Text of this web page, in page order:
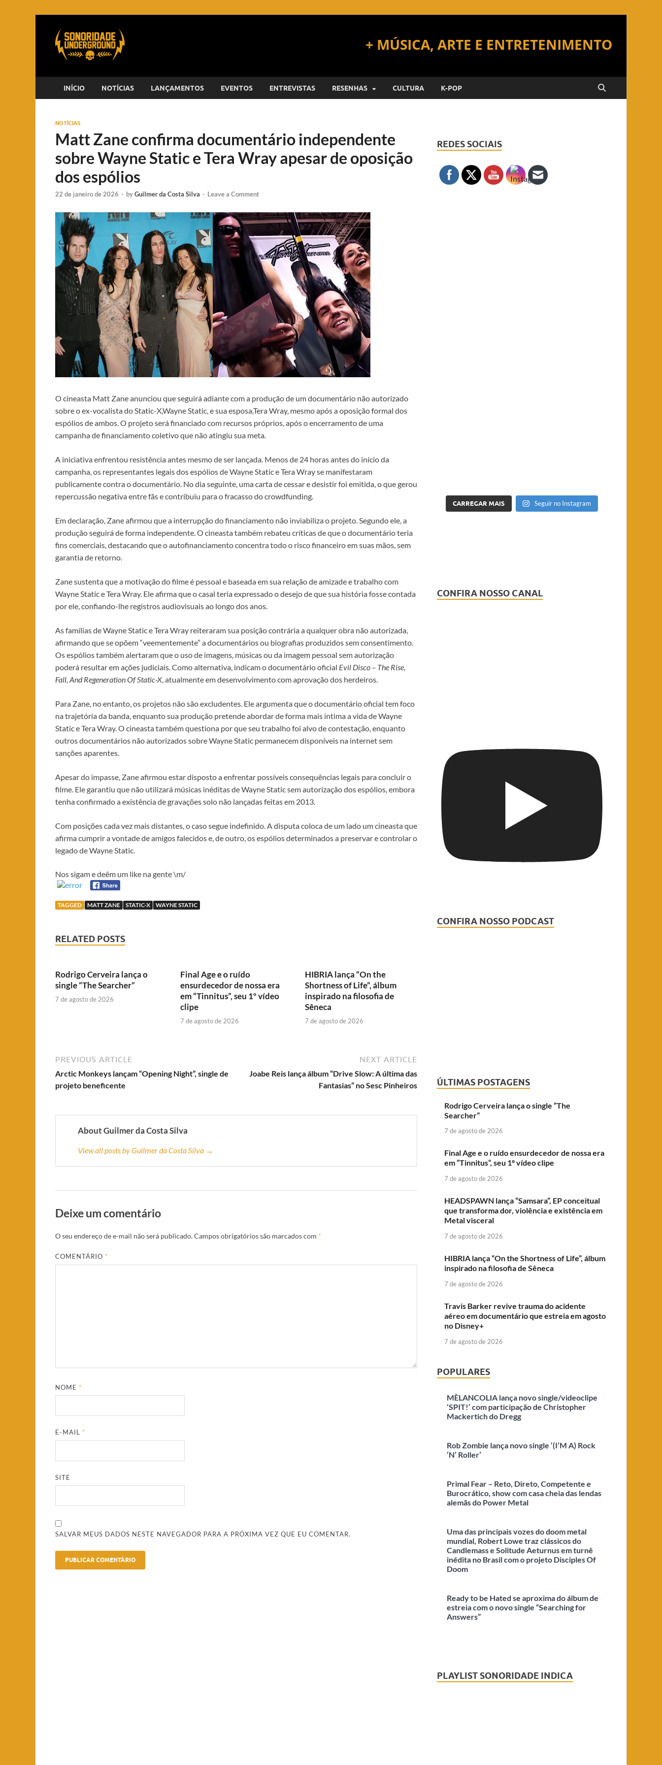
INÍCIO NOTÍCIAS LANÇAMENTOS EVENTOS ENTREVISTAS RESENHAS CULTURA K-POP
NOTÍCIAS
Matt Zane confirma documentário independente
sobre Wayne Static e Tera Wray apesar de oposição
dos espólios
22 de janeiro de 2026 - byGuilmer da Costa Silva - Leave a Comment
O cineasta Matt Zane anunciou que seguirá adiante com a produção de um documentário não autorizado
sobre o ex-vocalista do Static-X,Wayne Static, e sua esposa,Tera Wray, mesmo após a oposição formal dos
espólios de ambos. O projeto será financiado com recursos próprios, após o encerramento de uma
campanha de financiamento coletivo que não atingiu sua meta.
A iniciativa enfrentou resistência antes mesmo de ser lançada. Menos de 24 horas antes do início da
campanha, os representantes legais dos espólios de Wayne Static e Tera Wray se manifestaram
publicamente contra o documentário. No dia seguinte, uma carta de cessar e desistir foi emitida, o que gerou
repercussão negativa entre fãs e contribuiu para o fracasso do crowdfunding.
Em declaração, Zane afirmou que a interrupção do financiamento não inviabiliza o projeto. Segundo ele, a
produção seguirá de forma independente. O cineasta também rebateu críticas de que o documentário teria
fins comerciais, destacando que o autofinanciamento concentra todo o risco financeiro em suas mãos, sem
garantia de retorno.
Zane sustenta que a motivação do filme é pessoal e baseada em sua relação de amizade e trabalho com
Wayne Static e Tera Wray. Ele afirma que o casal teria expressado o desejo de que sua história fosse contada
por ele, confiando-lhe registros audiovisuais ao longo dos anos.
As famílias de Wayne Static e Tera Wray reiteraram sua posição contrária a qualquer obra não autorizada,
afirmando que se opõem “veementemente” a documentários ou biografias produzidos sem consentimento.
Os espólios também alertaram que o uso de imagens, músicas ou da imagem pessoal sem autorização
poderá resultar em ações judiciais. Como alternativa, indicam o documentário oficial Evil Disco – The Rise,
Fall, And Regeneration Of Static-X, atualmente em desenvolvimento com aprovação dos herdeiros.
Para Zane, no entanto, os projetos não são excludentes. Ele argumenta que o documentário oficial tem foco
na trajetória da banda, enquanto sua produção pretende abordar de forma mais íntima a vida de Wayne
Static e Tera Wray. O cineasta também questiona por que seu trabalho foi alvo de contestação, enquanto
outros documentários não autorizados sobre Wayne Static permanecem disponíveis na internet sem
sanções aparentes.
Apesar do impasse, Zane afirmou estar disposto a enfrentar possíveis consequências legais para concluir o
filme. Ele garantiu que não utilizará músicas inéditas de Wayne Static sem autorização dos espólios, embora
tenha confirmado a existência de gravações solo não lançadas feitas em 2013.
Com posições cada vez mais distantes, o caso segue indefinido. A disputa coloca de um lado um cineasta que
afirma cumprir a vontade de amigos falecidos e, de outro, os espólios determinados a preservar e controlar o
legado de Wayne Static.
Nos sigam e deêm um like na gente \m/
TAGGED MATT ZANE STATIC-X WAYNE STATIC
RELATED POSTS
Rodrigo Cerveira lança o
single “The Searcher”
7 de agosto de 2026
Final Age e o ruído
ensurdecedor de nossa era
em “Tinnitus”, seu 1º vídeo
clipe
7 de agosto de 2026
HIBRIA lança “On the
Shortness of Life”, álbum
inspirado na filosofia de
Sêneca
7 de agosto de 2026
PREVIOUS ARTICLE
Arctic Monkeys lançam “Opening Night”, single de
projeto beneficente
NEXT ARTICLE
Joabe Reis lança álbum “Drive Slow: A última das
Fantasias” no Sesc Pinheiros
About Guilmer da Costa Silva
View all posts by Guilmer da Costa Silva →
Deixe um comentário
O seu endereço de e-mail não será publicado.Campos obrigatórios são marcados com *
COMENTÁRIO*
NOME*
E-MAIL*
SITE
SALVAR MEUS DADOS NESTE NAVEGADOR PARA A PRÓXIMA VEZ QUE EU COMENTAR.
REDES SOCIAIS
CARREGAR MAIS Seguir no Instagram
CONFIRA NOSSO CANAL
CONFIRA NOSSO PODCAST
ÚLTIMAS POSTAGENS
Rodrigo Cerveira lança o single “The
Searcher”
7 de agosto de 2026
Final Age e o ruído ensurdecedor de nossa era
em “Tinnitus”, seu 1º vídeo clipe
7 de agosto de 2026
HEADSPAWN lança “Samsara”, EP conceitual
que transforma dor, violência e existência em
Metal visceral
7 de agosto de 2026
HIBRIA lança “On the Shortness of Life”, álbum
inspirado na filosofia de Sêneca
7 de agosto de 2026
Travis Barker revive trauma do acidente
aéreo em documentário que estreia em agosto
no Disney+
7 de agosto de 2026
POPULARES
MÈLANCOLIA lança novo single/videoclipe
‘SPIT!’ com participação de Christopher
Mackertich do Dregg
Rob Zombie lança novo single ‘(I’M A) Rock
‘N’ Roller’
Primal Fear – Reto, Direto, Competente e
Burocrático, show com casa cheia das lendas
alemãs do Power Metal
Uma das principais vozes do doom metal
mundial, Robert Lowe traz clássicos do
Candlemass e Solitude Aeturnus em turnê
inédita no Brasil com o projeto Disciples Of
Doom
Ready to be Hated se aproxima do álbum de
estreia com o novo single “Searching for
Answers”
PLAYLIST SONORIDADE INDICA